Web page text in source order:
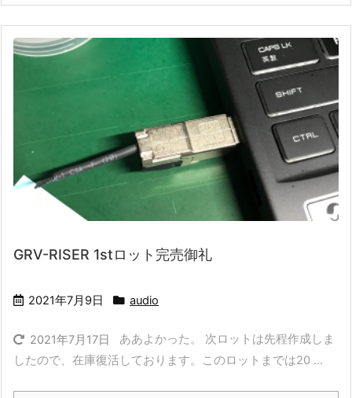
GRV-RISER 1stロット完売御礼
2021年7月9日 audio
2021年7月17日
ああよかった。 次ロットは先程作成しま
したので、在庫復活しております。このロットまでは20 ...